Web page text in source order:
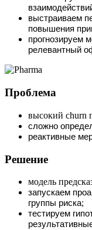
выстраиваем
повышения
прогнозируем
релевантный
Проблема
высокий churn
сложно
реактивные
Решение
модель
запускаем
группы риска;
тестируем